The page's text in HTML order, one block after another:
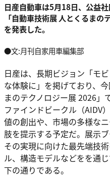
日産自動車は5月18日、公益
「自動車技術展 人とくるま
を発表した。
●文:月刊自家用車編集部
日産は、長期ビジョン「モ
な体験に」を掲げており、
まのテクノロジー展 2026」
ファインドビークル（AIDV
値の創出や、市場の多様な
肢を提示する予定だ。展示
その実現に向けた最先端技
ル、構造モデルなどをを通
下の通りである。